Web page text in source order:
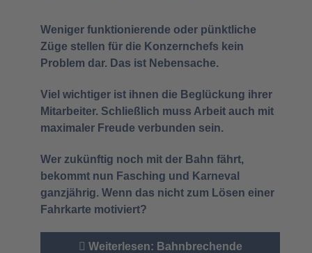
Weniger funktionierende oder pünktliche
Züge stellen für die Konzernchefs kein
Problem dar. Das ist Nebensache.
Viel wichtiger ist ihnen die Beglückung ihrer
Mitarbeiter. Schließlich muss Arbeit auch mit
maximaler Freude verbunden sein.
Wer zukünftig noch mit der Bahn fährt,
bekommt nun Fasching und Karneval
ganzjährig. Wenn das nicht zum Lösen einer
Fahrkarte motiviert?
Weiterlesen: Bahnbrechende